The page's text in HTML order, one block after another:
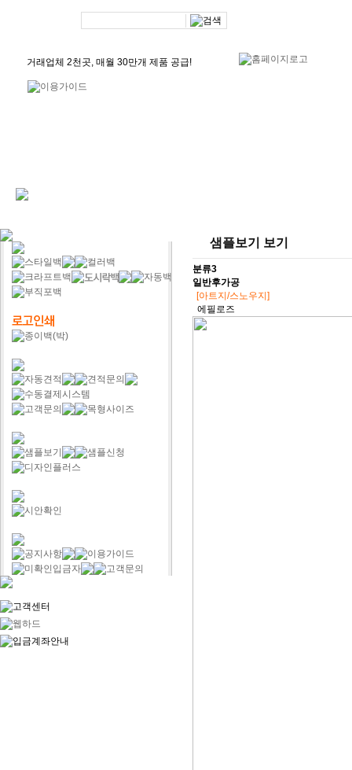
월 500건 이상 브랜드 맞춤 쇼핑백 제작!
거래업체 2천곳, 매월 30만개 제품 공급!
샘플보기 보기
분류3
일반후가공
[아트지/스노우지]
에필로즈